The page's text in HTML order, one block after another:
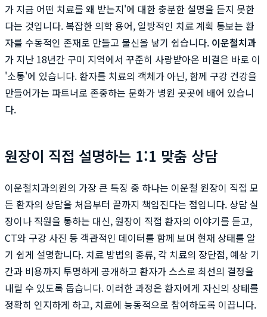
가 지금 어떤 치료를 왜 받는지'에 대한 충분한 설명을 듣지 못한
다는 것입니다. 복잡한 의학 용어, 일방적인 치료 계획 통보는 환
자를 수동적인 존재로 만들고 불신을 낳기 쉽습니다. 이운철치과
가 지난 18년간 구미 지역에서 꾸준히 사랑받아온 비결은 바로 이
'소통'에 있습니다. 환자를 치료의 객체가 아닌, 함께 구강 건강을
만들어가는 파트너로 존중하는 문화가 병원 곳곳에 배어 있습니
다.
원장이 직접 설명하는 1:1 맞춤 상담
이운철치과의원의 가장 큰 특징 중 하나는 이운철 원장이 직접 모
든 환자의 상담을 처음부터 끝까지 책임진다는 점입니다. 상담 실
장이나 직원을 통하는 대신, 원장이 직접 환자의 이야기를 듣고,
CT와 구강 사진 등 객관적인 데이터를 함께 보며 현재 상태를 알
기 쉽게 설명합니다. 치료 방법의 종류, 각 치료의 장단점, 예상 기
간과 비용까지 투명하게 공개하고 환자가 스스로 최선의 결정을
내릴 수 있도록 돕습니다. 이러한 과정은 환자에게 자신의 상태를
정확히 인지하게 하고, 치료에 능동적으로 참여하도록 이끕니다.